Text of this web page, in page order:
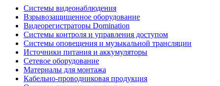
Системы видеонаблюдения
Взрывозащищенное оборудование
Видеорегистраторы Domination
Системы контроля и управления доступом
Системы оповещения и музыкальной трансляции
Источники питания и аккумуляторы
Сетевое оборудование
Материалы для монтажа
Кабельно-проводниковая продукция